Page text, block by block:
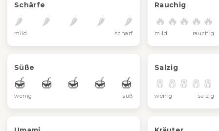
Schärfe
🌶️ 🌶️ 🌶️ 🌶️ 🌶️
mild scharf
Rauchig
🔥 🔥 🔥 🔥 🔥
mild rauchig
Süße
🍯 🍯 🍯 🍯 🍯
wenig süß
Salzig
🧂 🧂 🧂 🧂 🧂
wenig salzig